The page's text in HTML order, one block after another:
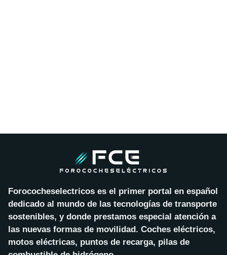
Forococheselectricos es el primer portal en español
dedicado al mundo de las tecnologías de transporte
sostenibles, y donde prestamos especial atención a
las nuevas formas de movilidad. Coches eléctricos,
motos eléctricas, puntos de recarga, pilas de